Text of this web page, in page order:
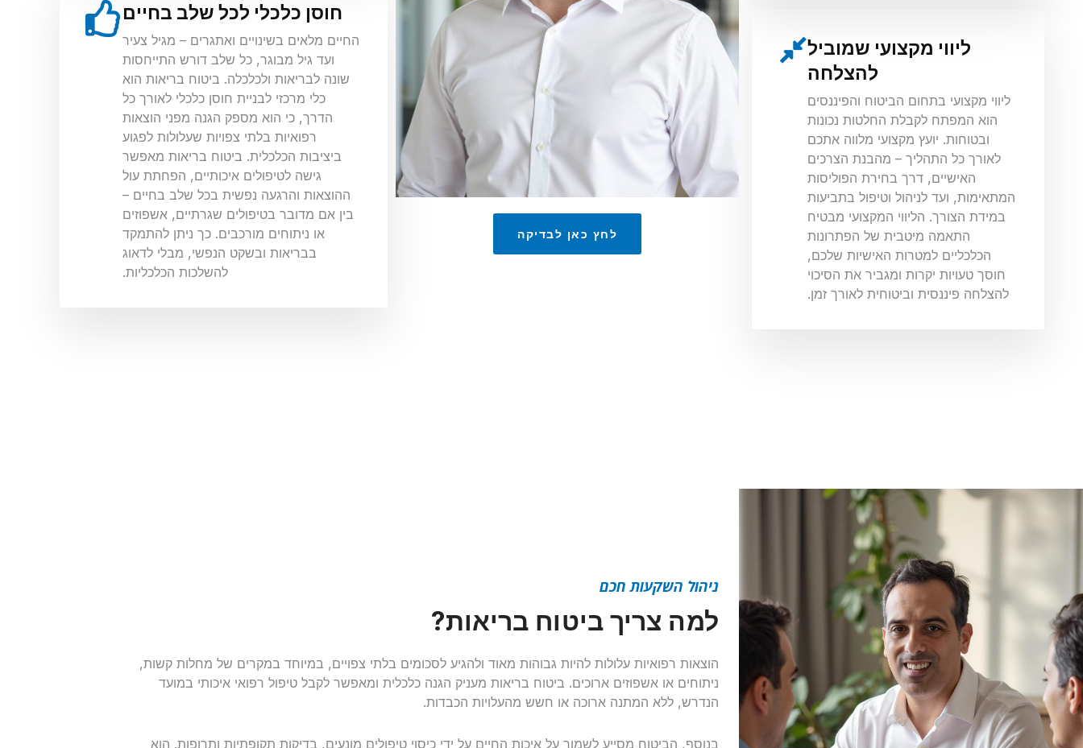
ליווי מקצועי שמוביל
להצלחה
ליווי מקצועי בתחום הביטוח והפיננסים
הוא המפתח לקבלת החלטות נכונות
ובטוחות. יועץ מקצועי מלווה אתכם
לאורך כל התהליך – מהבנת הצרכים
האישיים, דרך בחירת הפוליסות
המתאימות, ועד לניהול וטיפול בתביעות
במידת הצורך. הליווי המקצועי מבטיח
התאמה מיטבית של הפתרונות
הכלכליים למטרות האישיות שלכם,
חוסך טעויות יקרות ומגביר את הסיכוי
להצלחה פיננסית וביטוחית לאורך זמן.
לחץ כאן לבדיקה
חוסן כלכלי לכל שלב בחיים
החיים מלאים בשינויים ואתגרים – מגיל צעיר
ועד גיל מבוגר, כל שלב דורש התייחסות
שונה לבריאות ולכלכלה. ביטוח בריאות הוא
כלי מרכזי לבניית חוסן כלכלי לאורך כל
הדרך, כי הוא מספק הגנה מפני הוצאות
רפואיות בלתי צפויות שעלולות לפגוע
ביציבות הכלכלית. ביטוח בריאות מאפשר
גישה לטיפולים איכותיים, הפחתת עול
ההוצאות והרגעה נפשית בכל שלב בחיים –
בין אם מדובר בטיפולים שגרתיים, אשפוזים
או ניתוחים מורכבים. כך ניתן להתמקד
בבריאות ובשקט הנפשי, מבלי לדאוג
להשלכות הכלכליות.
ניהול השקעות חכם
למה צריך ביטוח בריאות?
הוצאות רפואיות עלולות להיות גבוהות מאוד ולהגיע לסכומים בלתי צפויים, במיוחד במקרים של מחלות קשות,
ניתוחים או אשפוזים ארוכים. ביטוח בריאות מעניק הגנה כלכלית ומאפשר לקבל טיפול רפואי איכותי במועד
הנדרש, ללא המתנה ארוכה או חשש מהעלויות הכבדות.
בנוסף, הביטוח מסייע לשמור על איכות החיים על ידי כיסוי טיפולים מונעים, בדיקות תקופתיות ותרופות. הוא